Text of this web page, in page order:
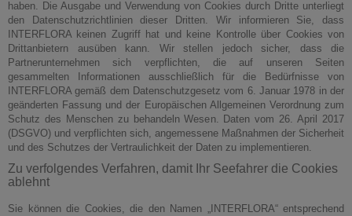
haben. Die Ausgabe und Verwendung von Cookies durch Dritte unterliegt
den Datenschutzrichtlinien dieser Dritten. Wir informieren Sie, dass
INTERFLORA keinen Zugriff hat und keine Kontrolle über Cookies von
Drittanbietern ausüben kann. Wir stellen jedoch sicher, dass die
Partnerunternehmen sich verpflichten, die auf unseren Seiten
gesammelten Informationen ausschließlich für die Bedürfnisse von
INTERFLORA gemäß dem Datenschutzgesetz vom 6. Januar 1978 in der
geänderten Fassung und der Europäischen Allgemeinen Verordnung zum
Schutz des Menschen zu behandeln Wesen. Daten vom 26. April 2017
(DSGVO) und verpflichten sich, angemessene Maßnahmen der Sicherheit
und des Schutzes der Vertraulichkeit der Daten zu implementieren.
Zu verfolgendes Verfahren, damit Ihr Seefahrer die Cookies
ablehnt
Sie können die Cookies, die den Namen „INTERFLORA“ entsprechend